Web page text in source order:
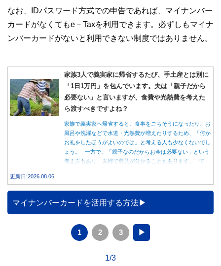
なお、IDパスワード方式での申告であれば、マイナンバー
カードがなくてもe－Taxを利用できます。必ずしもマイナ
ンバーカードがないと利用できない制度ではありません。
家族3人で義実家に帰省するたび、手土産とは別に
「1日1万円」を包んでいます。夫は「親子だから
必要ない」と言いますが、食費や光熱費を考えた
ら渡すべきですよね？
家族で義実家へ帰省すると、食事をごちそうになったり、お
風呂や洗濯などで水道・光熱費が増えたりするため、「何か
お礼をしたほうがよいのでは」と考える人も少なくないでし
ょう。 一方で、「親子なのだからお金は必要ない」という
考え方もあり、夫婦で意見が分かることもあります。 で
更新日:2026.08.06
マイナンバーカードを活用する方法
1 2 3 ▶
1/3